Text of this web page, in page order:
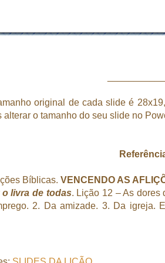
original de cada slide é
alterar o tamanho do seu slide no
Bíblicas. VENCENDO AS
livra de todas. Lição 12 – As dores
2. Da amizade. 3. Da igreja.